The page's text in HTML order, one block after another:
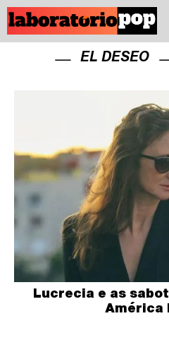
EL DESEO
Lucrecia e as
América